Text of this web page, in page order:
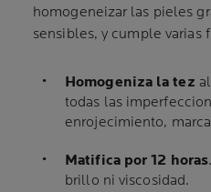
homogeneizar las pieles
sensibles, y cumple varias
Homogeniza la tez
todas las
enrojecimiento,
Matifica por 12 horas
brillo ni viscosidad.